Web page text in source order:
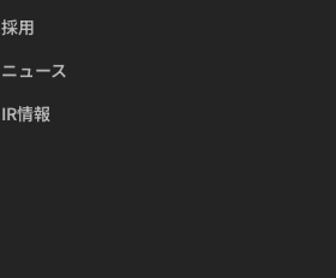
採用
ニュース
IR情報